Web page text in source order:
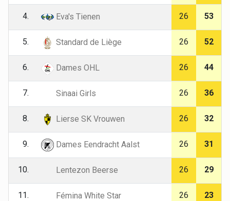
4. Eva's Tienen 26 53
5. Standard de Liège 26 52
6. Dames OHL 26 44
7. Sinaai Girls 26 36
8. Lierse SK Vrouwen 26 32
9. Dames Eendracht Aalst 26 31
10. Lentezon Beerse 26 29
11. Fémina White Star 26 23